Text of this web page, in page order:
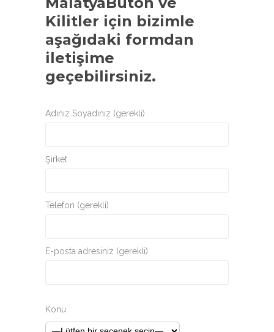
Kilitler için bizimle
aşağıdaki formdan
iletişime
geçebilirsiniz.
Adınız Soyadınız (gerekli)
Şirket
Telefon (gerekli)
E-posta adresiniz (gerekli)
Konu